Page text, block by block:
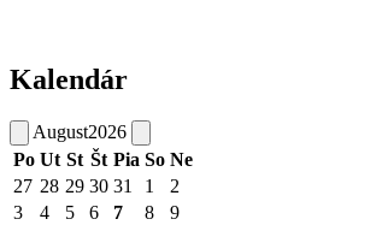
Kalendár
August2026
Po Ut St Št Pia So Ne
27 28 29 30 31 1
2
3
4 5 6 7 8
9